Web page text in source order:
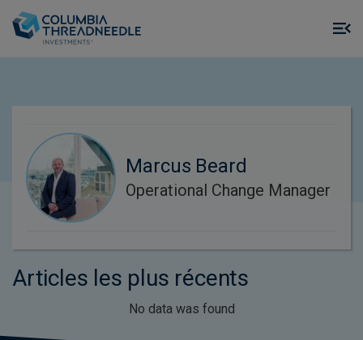
Marcus Beard
Operational Change Manager
Articles les plus récents
No data was found